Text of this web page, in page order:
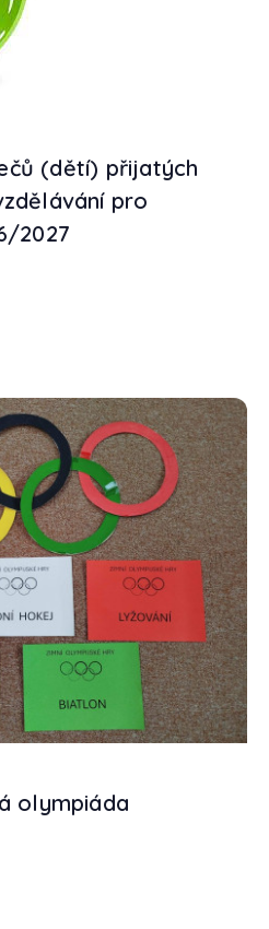
(dětí) přijatých
pro
2027
olympiáda